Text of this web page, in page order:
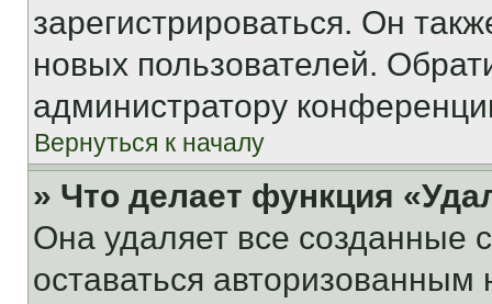
зарегистрироваться. Он
новых пользователей.
администратору
Вернуться к началу
» Что делает функция
Она удаляет все созданные
оставаться